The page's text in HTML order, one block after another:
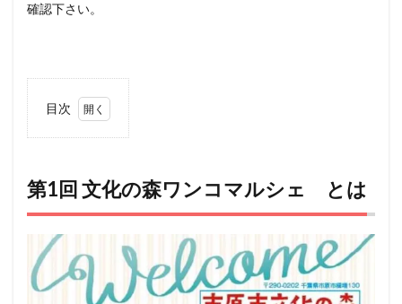
確認下さい。
目次
文化
の森
ワン
ルシ
ェ
とは
第1回 文化の森ワンコマルシェ とは